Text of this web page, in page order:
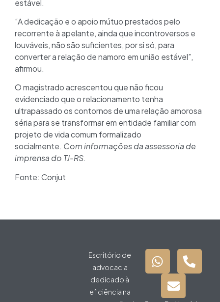
estável.
“A dedicação e o apoio mútuo prestados pelo
recorrente à apelante, ainda que incontroversos e
louváveis, não são suficientes, por si só, para
converter a relação de namoro em união estável”,
afirmou.
O magistrado acrescentou que não ficou
evidenciado que o relacionamento tenha
ultrapassado os contornos de uma relação amorosa
séria para se transformar em entidade familiar com
projeto de vida comum formalizado
socialmente. Com informações da assessoria de
imprensa do TJ-RS.
Fonte: Conjut
Escritório de
advocacia
dedicado à
eficiência na